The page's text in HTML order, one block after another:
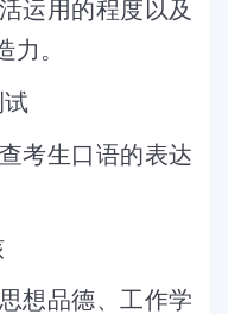
运用的程度以及
力。
考生口语的表达
想品德、工作学